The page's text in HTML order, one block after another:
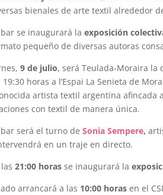
bienales de arte textil alrededor
se inaugurará la exposición
pequeño de diversas autoras
9 de julio, será Teulada-Moraira la
19:30 horas a l’Espai La Senieta de
artista textil argentina afincada
con textil de manera única.
será el turno de Sonia Sempere,
en un traje en directo.
21:00 horasse inaugurará la
arrancará a las 10:00 horasen el